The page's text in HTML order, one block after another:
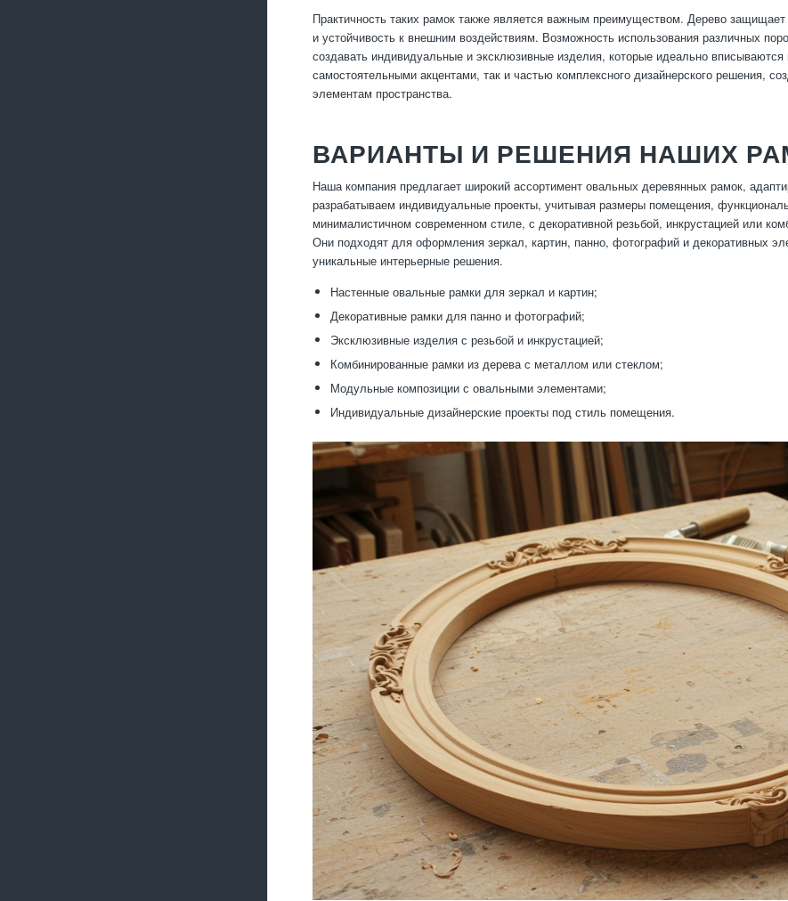
Практичность таких рамок также является важным преимуществом. Дерево
и устойчивость к внешним воздействиям. Возможность использования различных
создавать индивидуальные и эксклюзивные изделия, которые идеально
самостоятельными акцентами, так и частью комплексного дизайнерского решения,
элементам пространства.
ВАРИАНТЫ И РЕШЕНИЯ НАШИХ
Наша компания предлагает широкий ассортимент овальных деревянных рамок,
разрабатываем индивидуальные проекты, учитывая размеры помещения,
минималистичном современном стиле, с декоративной резьбой, инкрустацией или
Они подходят для оформления зеркал, картин, панно, фотографий и декоративных
уникальные интерьерные решения.
Настенные овальные рамки для зеркал и картин;
Декоративные рамки для панно и фотографий;
Эксклюзивные изделия с резьбой и инкрустацией;
Комбинированные рамки из дерева с металлом или стеклом;
Модульные композиции с овальными элементами;
Индивидуальные дизайнерские проекты под стиль помещения.